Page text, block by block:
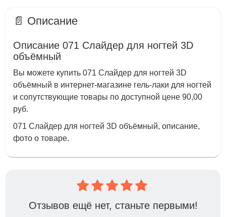
📄 Описание
Описание 071 Слайдер для ногтей 3D
объёмный
Вы можете купить 071 Слайдер для ногтей 3D
объёмный в интернет-магазине гель-лаки для ногтей
и сопутствующие товары по доступной цене 90,00
руб.
071 Слайдер для ногтей 3D объёмный, описание,
фото о товаре.
Отзывов ещё нет, станьте первыми!